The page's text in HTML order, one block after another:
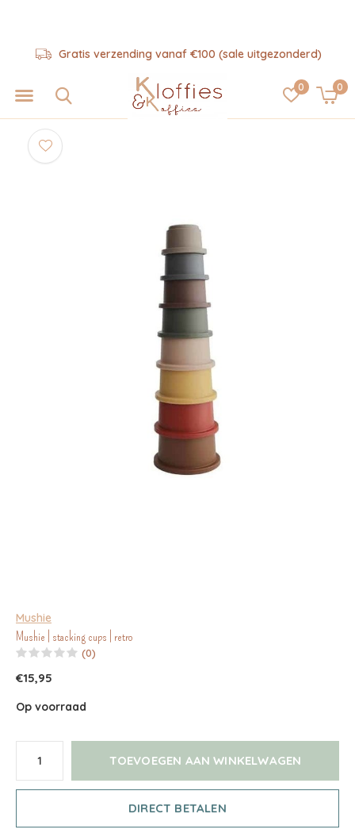
0 0
Gratis verzending vanaf €100 (sale uitgezonderd)
Mushie
Mushie | stacking cups | retro
(0)
€15,95
Op voorraad
TOEVOEGEN AAN WINKELWAGEN
DIRECT BETALEN